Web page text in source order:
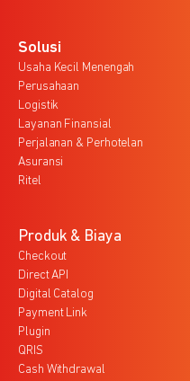
Solusi
Usaha Kecil Menengah
Perusahaan
Logistik
Layanan Finansial
Perjalanan & Perhotelan
Asuransi
Ritel
Produk & Biaya
Checkout
Direct API
Digital Catalog
Payment Link
Plugin
QRIS
Cash Withdrawal